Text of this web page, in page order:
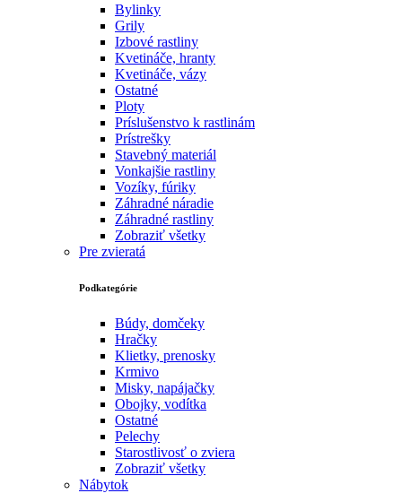
Bylinky
Grily
Izbové rastliny
Kvetináče, hranty
Kvetináče, vázy
Ostatné
Ploty
Príslušenstvo k rastlinám
Prístrešky
Stavebný materiál
Vonkajšie rastliny
Vozíky, fúriky
Záhradné náradie
Záhradné rastliny
Zobraziť všetky
Pre zvieratá
Podkategórie
Búdy, domčeky
Hračky
Klietky, prenosky
Krmivo
Misky, napájačky
Obojky, vodítka
Ostatné
Pelechy
Starostlivosť o zviera
Zobraziť všetky
Nábytok